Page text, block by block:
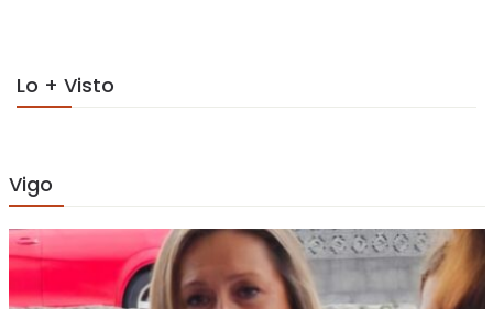
Lo + Visto
Vigo